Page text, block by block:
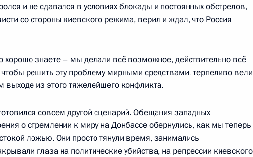
восьмого Восточного экономического
28
четверг
Первого канала
Санкт-Петербург
и не сдавался в условиях блокады и постоянных обстрелов,
со стороны киевского режима, верил и ждал, что Россия
знаете – мы делали всё возможное, действительно всё
решить эту проблему мирными средствами, терпеливо вели
выходе из этого тяжелейшего конфликта.
совсем другой сценарий. Обещания западных
о стремлении к миру на Донбассе обернулись, как мы теперь
ложью. Они просто тянули время, занимались
глаза на политические убийства, на репрессии киевского